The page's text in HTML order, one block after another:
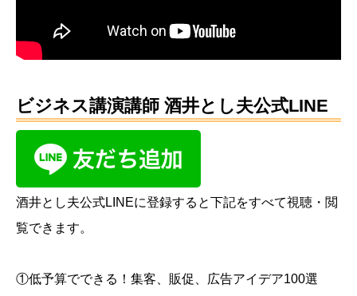
ビジネス講演講師 酒井とし夫公式LINE
酒井とし夫公式LINEに登録すると下記をすべて視聴・閲
覧できます。
①低予算でできる！集客、販促、広告アイデア100選